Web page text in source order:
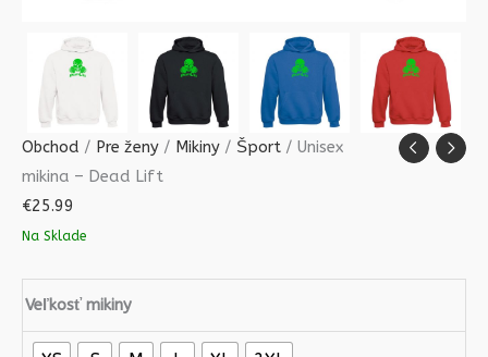
Obchod / Pre ženy / Mikiny / Šport / Unisex
mikina – Dead Lift
€25.99
Na Sklade
Veľkosť mikiny